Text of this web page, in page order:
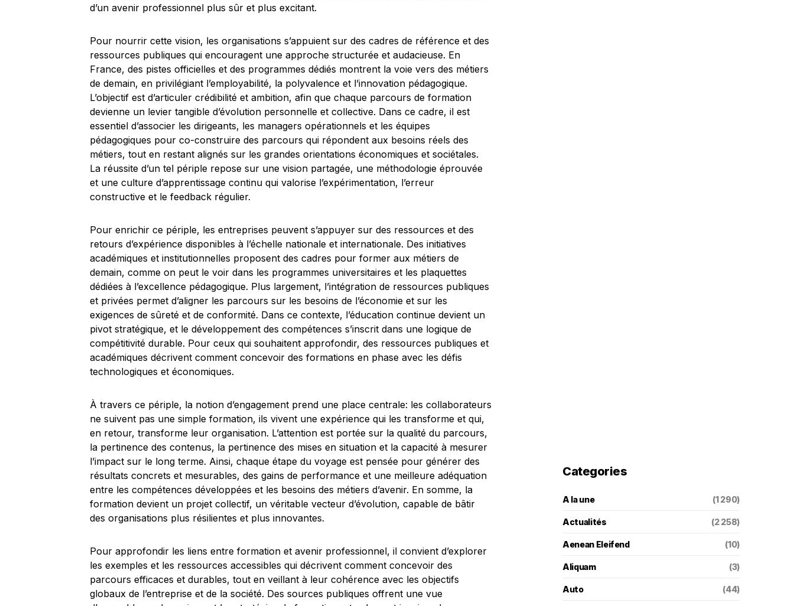
d’un avenir professionnel plus sûr et plus excitant.
Pour nourrir cette vision, les organisations s’appuient sur des cadres de référence et des
ressources publiques qui encouragent une approche structurée et audacieuse. En
France, des pistes officielles et des programmes dédiés montrent la voie vers des métiers
de demain, en privilégiant l’employabilité, la polyvalence et l’innovation pédagogique.
L’objectif est d’articuler crédibilité et ambition, afin que chaque parcours de formation
devienne un levier tangible d’évolution personnelle et collective. Dans ce cadre, il est
essentiel d’associer les dirigeants, les managers opérationnels et les équipes
pédagogiques pour co-construire des parcours qui répondent aux besoins réels des
métiers, tout en restant alignés sur les grandes orientations économiques et sociétales.
La réussite d’un tel périple repose sur une vision partagée, une méthodologie éprouvée
et une culture d’apprentissage continu qui valorise l’expérimentation, l’erreur
constructive et le feedback régulier.
Pour enrichir ce périple, les entreprises peuvent s’appuyer sur des ressources et des
retours d’expérience disponibles à l’échelle nationale et internationale. Des initiatives
académiques et institutionnelles proposent des cadres pour former aux métiers de
demain, comme on peut le voir dans les programmes universitaires et les plaquettes
dédiées à l’excellence pédagogique. Plus largement, l’intégration de ressources publiques
et privées permet d’aligner les parcours sur les besoins de l’économie et sur les
exigences de sûreté et de conformité. Dans ce contexte, l’éducation continue devient un
pivot stratégique, et le développement des compétences s’inscrit dans une logique de
compétitivité durable. Pour ceux qui souhaitent approfondir, des ressources publiques et
académiques décrivent comment concevoir des formations en phase avec les défis
technologiques et économiques.
À travers ce périple, la notion d’engagement prend une place centrale: les collaborateurs
ne suivent pas une simple formation, ils vivent une expérience qui les transforme et qui,
en retour, transforme leur organisation. L’attention est portée sur la qualité du parcours,
la pertinence des contenus, la pertinence des mises en situation et la capacité à mesurer
l’impact sur le long terme. Ainsi, chaque étape du voyage est pensée pour générer des
résultats concrets et mesurables, des gains de performance et une meilleure adéquation
entre les compétences développées et les besoins des métiers d’avenir. En somme, la
formation devient un projet collectif, un véritable vecteur d’évolution, capable de bâtir
des organisations plus résilientes et plus innovantes.
Pour approfondir les liens entre formation et avenir professionnel, il convient d’explorer
les exemples et les ressources accessibles qui décrivent comment concevoir des
parcours efficaces et durables, tout en veillant à leur cohérence avec les objectifs
globaux de l’entreprise et de la société. Des sources publiques offrent une vue
Categories
A la une (1 290)
Actualités (2 258)
Aenean Eleifend (10)
Aliquam (3)
Auto (44)